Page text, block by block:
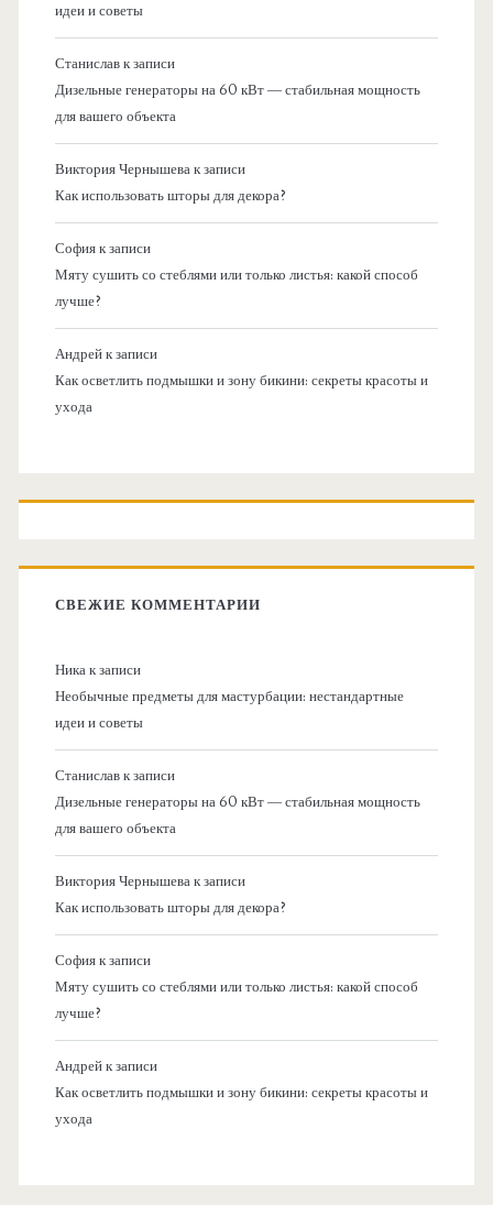
идеи и советы
Станиславк записи
Дизельные генераторы на 60 кВт — стабильная мощность
для вашего объекта
Виктория Чернышевак записи
Как использовать шторы для декора?
Софияк записи
Мяту сушить со стеблями или только листья: какой способ
лучше?
Андрейк записи
Как осветлить подмышки и зону бикини: секреты красоты и
ухода
СВЕЖИЕ КОММЕНТАРИИ
Никак записи
Необычные предметы для мастурбации: нестандартные
идеи и советы
Станиславк записи
Дизельные генераторы на 60 кВт — стабильная мощность
для вашего объекта
Виктория Чернышевак записи
Как использовать шторы для декора?
Софияк записи
Мяту сушить со стеблями или только листья: какой способ
лучше?
Андрейк записи
Как осветлить подмышки и зону бикини: секреты красоты и
ухода